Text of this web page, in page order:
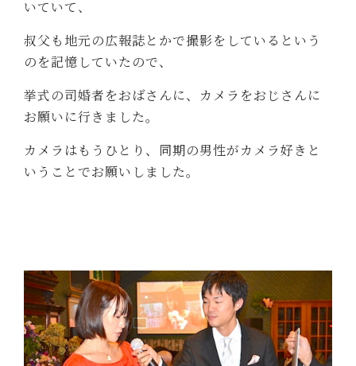
いていて、
叔父も地元の広報誌とかで撮影をしているという
のを記憶していたので、
挙式の司婚者をおばさんに、カメラをおじさんに
お願いに行きました。
カメラはもうひとり、同期の男性がカメラ好きと
いうことでお願いしました。